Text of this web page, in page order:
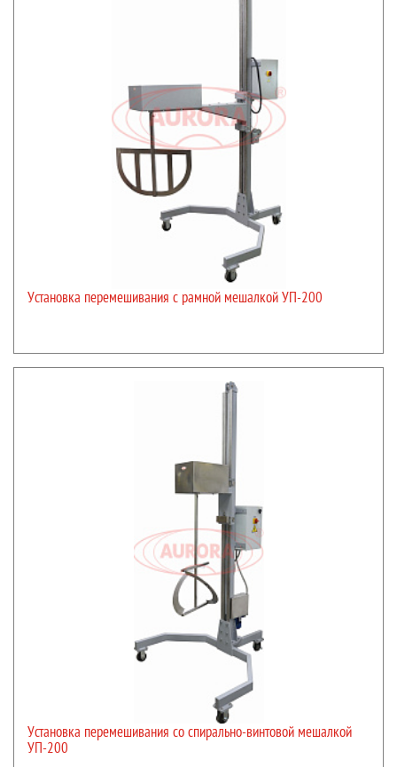
Установка перемешивания с рамной мешалкой УП-200
Установка перемешивания со спирально-винтовой мешалкой
УП-200